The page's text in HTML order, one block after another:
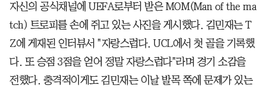
자신의 공식채널에 UEFA로부터 받은 MOM(Man of the ma
tch) 트로피를 손에 쥐고 있는 사진을 게시했다. 김민재는 T
Z에 게재된 인터뷰서 "자랑스럽다. UCL에서 첫 골을 기록했
다. 또 승점 3점을 얻어 정말 자랑스럽다"라며 경기 소감을
전했다. 충격적이게도 김민재는 이날 발목 쪽에 문제가 있는